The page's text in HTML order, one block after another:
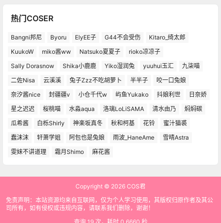
热门COSER
Bangni邦尼 Byoru ElyEE子 G44不会受伤
Kitaro_绮太郎
KuukoW
miko酱ww Natsuko夏夏子
rioko凉凉子
Sally Dorasnow
Shika小鹿鹿 Yiko湿润兔 yuuhui玉汇
九柒喵
二佐Nisa
云溪溪 兔子Zzz不吃胡萝卜 半半子
咬一口兔娘
奈汐酱nice
封疆疆v 小仓千代w 屿鱼Yukako 抖娘利世
日奈娇
星之迟迟
桜桃喵 水淼aqua 洛璃LoLiSAMA 清水由乃
焖焖碳
瓜希酱
白栎Shirly 神楽坂真冬 秋和柯基 花铃
蜜汁猫裘
蠢沫沫
轩萧学姐 阿包也是兔娘 雨波_HaneAme
雪晴Astra
雯妹不讲道理
霜月Shimo 麻花酱
Copyright © 2026 COS君
免责声明：本站资源均来自互联网，仅为个人学习使用，其版权归原作者及其公
司所有，如有侵权或违规内容，请联系我们删除，谢谢！